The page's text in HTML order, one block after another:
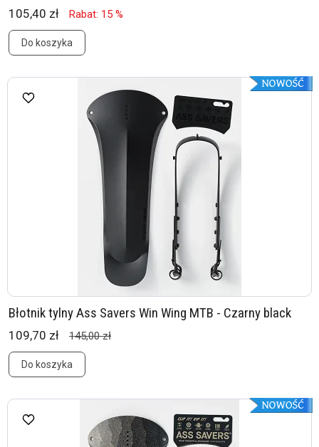
105,40 zł Rabat: 15 %
Do koszyka
Błotnik tylny Ass Savers Win Wing MTB - Czarny black
109,70 zł 145,00 zł
Do koszyka